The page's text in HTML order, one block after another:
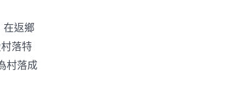
在返鄉
落特
村落成